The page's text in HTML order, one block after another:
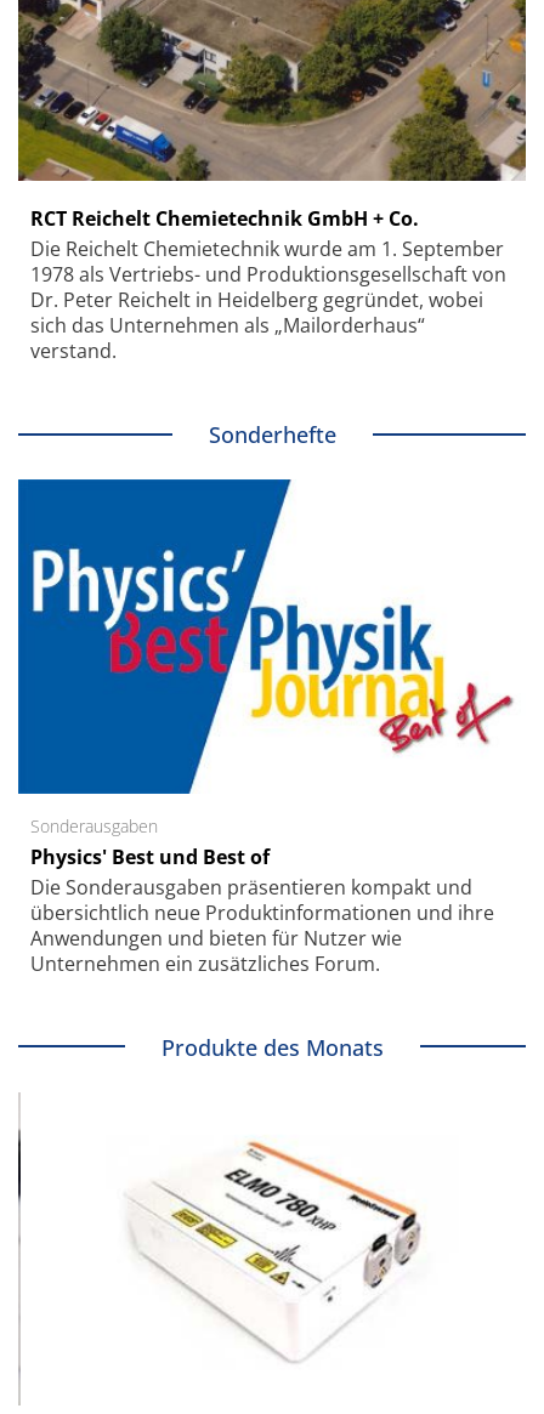
RCT Reichelt Chemietechnik GmbH + Co.
Die Reichelt Chemietechnik wurde am 1. September
1978 als Vertriebs- und Produktionsgesellschaft von
Dr. Peter Reichelt in Heidelberg gegründet, wobei
sich das Unternehmen als „Mailorderhaus“
verstand.
Sonderhefte
Sonderausgaben
Physics' Best und Best of
Die Sonder­ausgaben präsentieren kompakt und
übersichtlich neue Produkt­informationen und ihre
Anwendungen und bieten für Nutzer wie
Unternehmen ein zusätzliches Forum.
Produkte des Monats